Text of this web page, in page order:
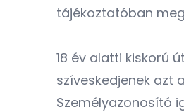
tájékoztatóban
18 év alatti kiskorú
szíveskedjenek azt
Személyazonosító